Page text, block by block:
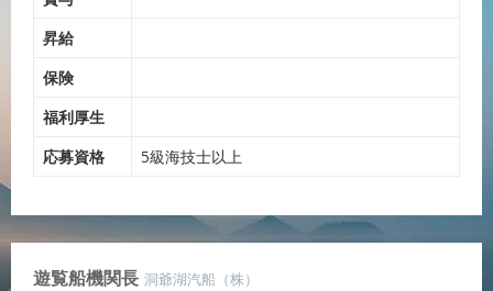
昇給
保険
福利厚生
応募資格
5級海技士以上
遊覧船機関長 洞爺湖汽船（株）